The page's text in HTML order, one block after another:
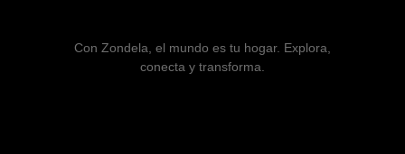
Con Zondela, el mundo es tu hogar. Explora,
conecta y transforma.